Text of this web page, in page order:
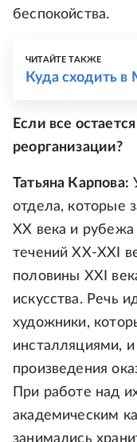
беспокойства.
ЧИТАЙТЕ ТАКЖЕ
Куда сходить в
Если все
реорганизации?
Татьяна Карпова:
отдела, которые
ХХ века и рубежа
течений ХХ-ХХI
половины XXI
искусства. Речь
художники,
инсталляциями,
произведения
При работе над
академическим
занимались